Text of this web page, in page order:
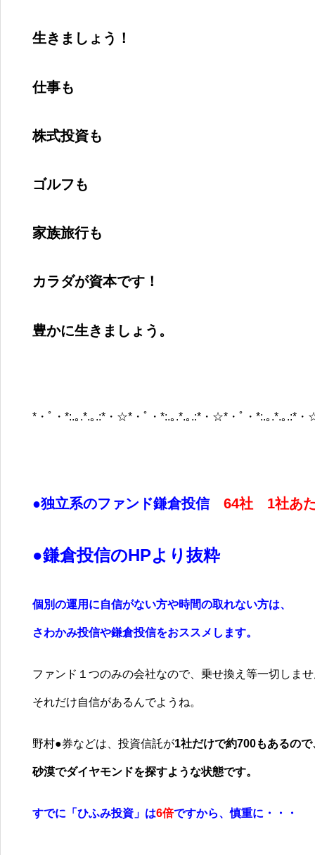
生きましょう！
仕事も
株式投資も
ゴルフも
家族旅行も
カラダが資本です！
豊かに生きましょう。
*・ﾟ・*:.｡.*.｡.:*・☆*・ﾟ・*:.｡.*.｡.:*・☆*・ﾟ・*:.｡.*.｡.:*・
●独立系のファンド鎌倉投信 64社 1社あ
●鎌倉投信のHPより抜粋
個別の運用に自信がない方や時間の取れない方は、
さわかみ投信や鎌倉投信をおススメします。
ファンド１つのみの会社なので、乗せ換え等一切しま
それだけ自信があるんでようね。
野村●券などは、投資信託が1社だけで約700もあるので
砂漠でダイヤモンドを探すような状態です。
すでに「ひふみ投資」は6倍ですから、慎重に・・・